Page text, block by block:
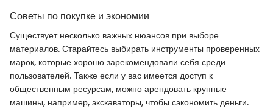
Советы по покупке и экономии
Существует несколько важных нюансов при выборе
материалов. Старайтесь выбирать инструменты проверенных
марок, которые хорошо зарекомендовали себя среди
пользователей. Также если у вас имеется доступ к
общественным ресурсам, можно арендовать крупные
машины, например, экскаваторы, чтобы сэкономить деньги.